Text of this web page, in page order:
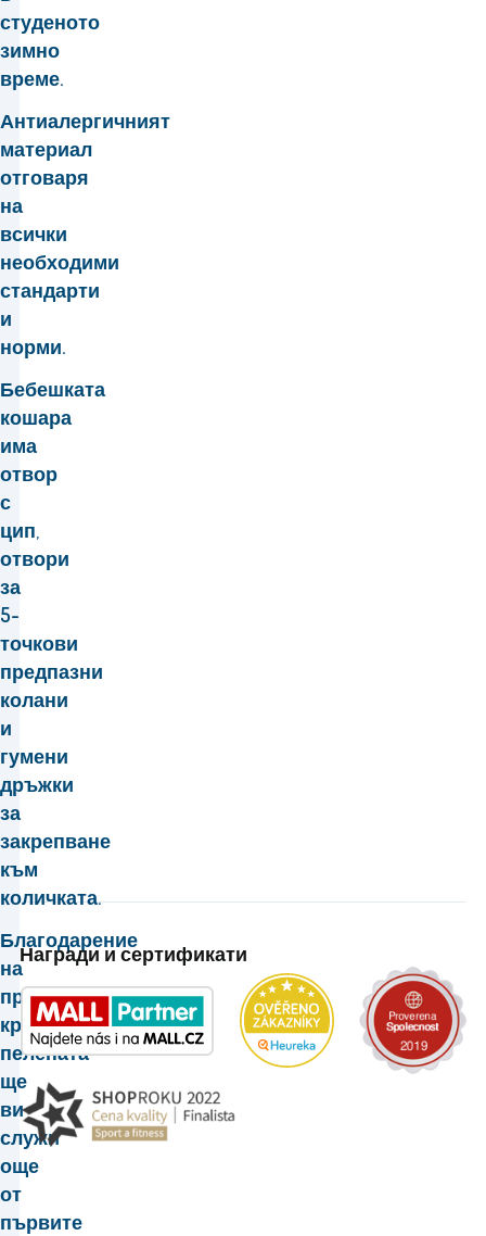
студеното
зимно
време.
Антиалергичният
материал
отговаря
на
всички
необходими
стандарти
и
норми.
Бебешката
кошара
има
отвор
с
цип
отвори
за
5-
точкови
предпазни
колани
и
гумени
дръжки
за
закрепване
към
количката.
Благодарение
на
променливата
кройка
пелената
ще
ви
служи
още
от
първите
Награди и сертификати